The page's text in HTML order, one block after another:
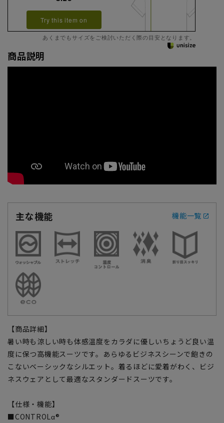
Try this item on
あくまでもサイズをご検討いただく際の目安となります。
商品説明
主な機能 機能一覧
【商品詳細】
暑い時も涼しい時も体感温度をカラダに優しいちょうど良い温
度に保つ高機能スーツです。あらゆるビジネスシーンで飽きの
こないベーシックなシルエット。着るほどに愛着がわく、ビジ
ネスウェアとして最適なスタンダードスーツです。
【仕様・機能】
■CONTROLα®